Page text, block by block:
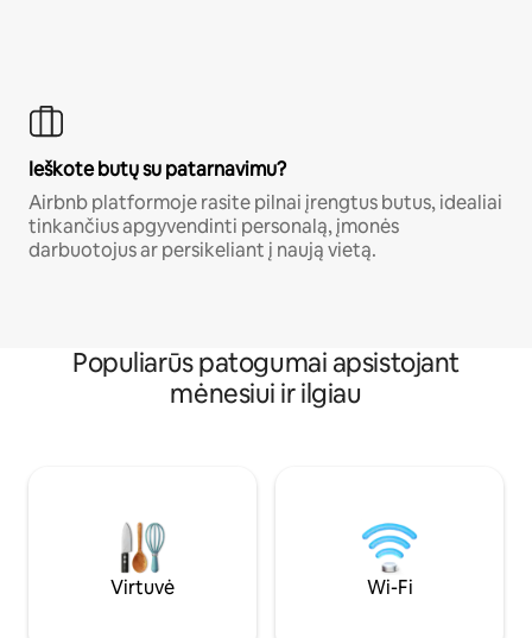
Ieškote butų su patarnavimu?
Airbnb platformoje rasite pilnai įrengtus butus, idealiai
tinkančius apgyvendinti personalą, įmonės
darbuotojus ar persikeliant į naują vietą.
Populiarūs patogumai apsistojant
mėnesiui ir ilgiau
Virtuvė Wi-Fi